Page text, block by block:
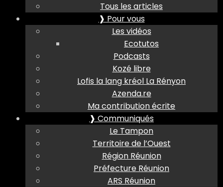
Tous les articles
❱ Pour vous
Les vidéos
Ecotutos
Podcasts
Kozé libre
Lofis la lang kréol La Rényon
Azenda.re
Ma contribution écrite
❱ Communiqués
Le Tampon
Territoire de l’Ouest
Région Réunion
Préfecture Réunion
ARS Réunion